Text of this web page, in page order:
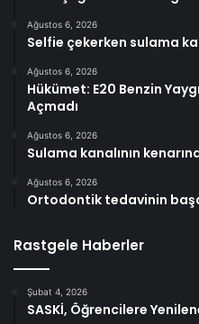
Ağustos 6, 2026
Selfie çekerken sulama
Ağustos 6, 2026
Hükümet: E20 Benzin
Açmadı
Ağustos 6, 2026
Sulama kanalının
Ağustos 6, 2026
Ortodontik tedavinin
Rastgele Haberler
Şubat 4, 2026
SASKİ, Öğrencilere